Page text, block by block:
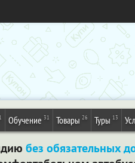
1 Обучение 31 Товары 26 Туры 13
без обязательных